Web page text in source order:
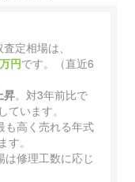
定相場は、
円です。（直近6
昇。対3年前比で
しています。
も高く売れる年式
す。
は修理工数に応じ